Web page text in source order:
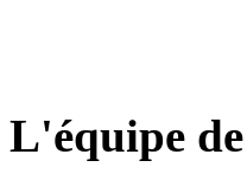
L'équipe